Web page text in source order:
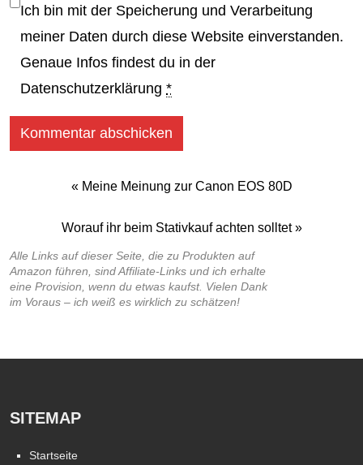
Ich bin mit der Speicherung und Verarbeitung
meiner Daten durch diese Website einverstanden.
Genaue Infos findest du in der
Datenschutzerklärung *
« Meine Meinung zur Canon EOS 80D
Worauf ihr beim Stativkauf achten solltet»
Alle Links auf dieser Seite, die zu Produkten auf
Amazon führen, sind Affiliate-Links und ich erhalte
eine Provision, wenn du etwas kaufst. Vielen Dank
im Voraus – ich weiß es wirklich zu schätzen!
SITEMAP
Startseite